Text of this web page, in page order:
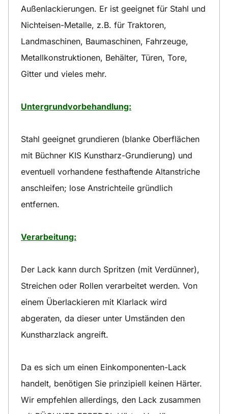
Außenlackierungen. Er ist geeignet für Stahl und
Nichteisen-Metalle, z.B. für Traktoren,
Landmaschinen, Baumaschinen, Fahrzeuge,
Metallkonstruktionen, Behälter, Türen, Tore,
Gitter und vieles mehr.
Untergrundvorbehandlung:
Stahl geeignet grundieren (blanke Oberflächen
mit Büchner KIS Kunstharz-Grundierung) und
eventuell vorhandene festhaftende Altanstriche
anschleifen; lose Anstrichteile gründlich
entfernen.
Verarbeitung:
Der Lack kann durch Spritzen (mit Verdünner),
Streichen oder Rollen verarbeitet werden. Von
einem Überlackieren mit Klarlack wird
abgeraten, da dieser unter Umständen den
Kunstharzlack angreift.
Da es sich um einen Einkomponenten-Lack
handelt, benötigen Sie prinzipiell keinen Härter.
Wir empfehlen allerdings, den Lack zusammen